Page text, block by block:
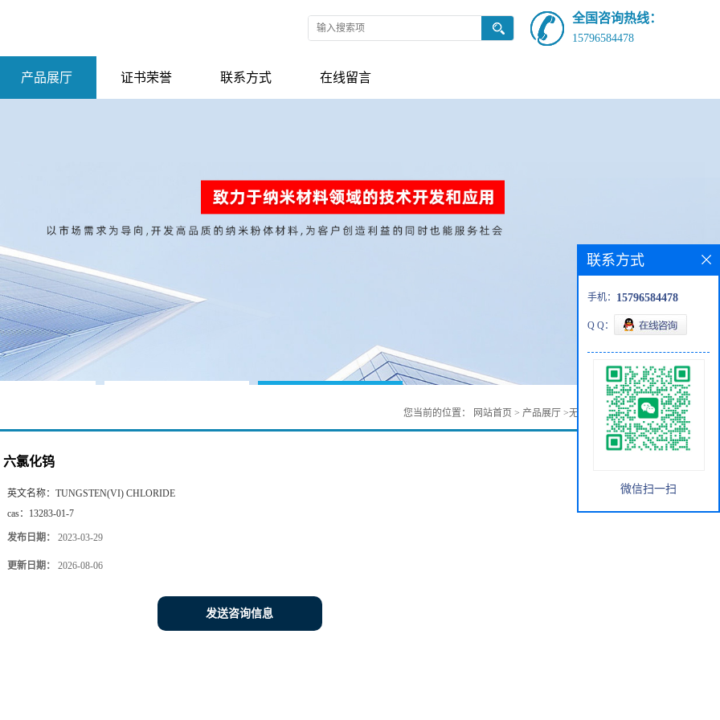
全国咨询热线：
15796584478
产品展厅 证书荣誉 联系方式 在线留言
您当前的位置： 网站首页 > 产品展厅 >无机化工 >六氯化钨
六氯化钨
英文名称： TUNGSTEN(VI) CHLORIDE
cas： 13283-01-7
发布日期： 2023-03-29
更新日期： 2026-08-06
发送咨询信息
联系方式
手机： 15796584478
Q Q：
微信扫一扫